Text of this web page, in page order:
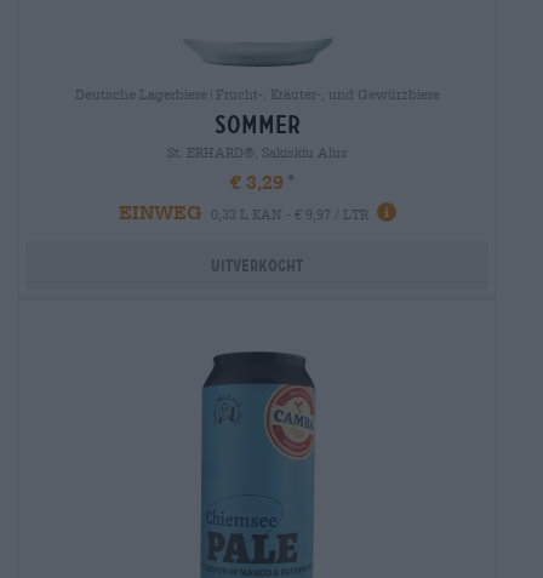
Deutsche Lagerbiere|Frucht-, Kräuter-, und Gewürzbiere
sommer
St. ERHARD®, Sakiskiu Alus
€ 3,29
EINWEG
0,33 L KAN - € 9,97 / LTR
Uitverkocht